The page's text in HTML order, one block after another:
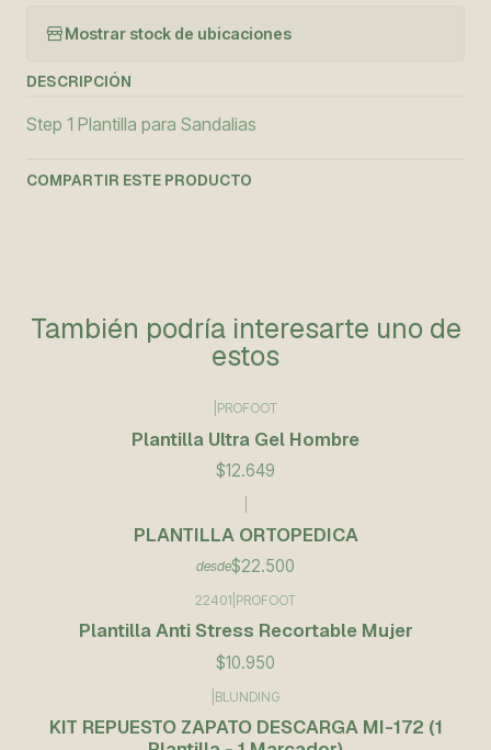
Mostrar stock de ubicaciones
DESCRIPCIÓN
Step 1 Plantilla para Sandalias
COMPARTIR ESTE PRODUCTO
También podría interesarte uno de
estos
PROFOOT
Plantilla Ultra Gel Hombre
$12.649
PLANTILLA ORTOPEDICA
desde$22.500
22401 PROFOOT
Plantilla Anti Stress Recortable Mujer
$10.950
BLUNDING
KIT REPUESTO ZAPATO DESCARGA MI-172 (1